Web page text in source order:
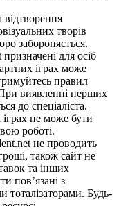
відтворення
творів
забороняється.
для осіб
іграх може
правил
виявленні перших
до спеціаліста.
не може бути
роботі.
не проводить
також сайт не
та інших
пов’язані з
тоталізаторами. Будь-